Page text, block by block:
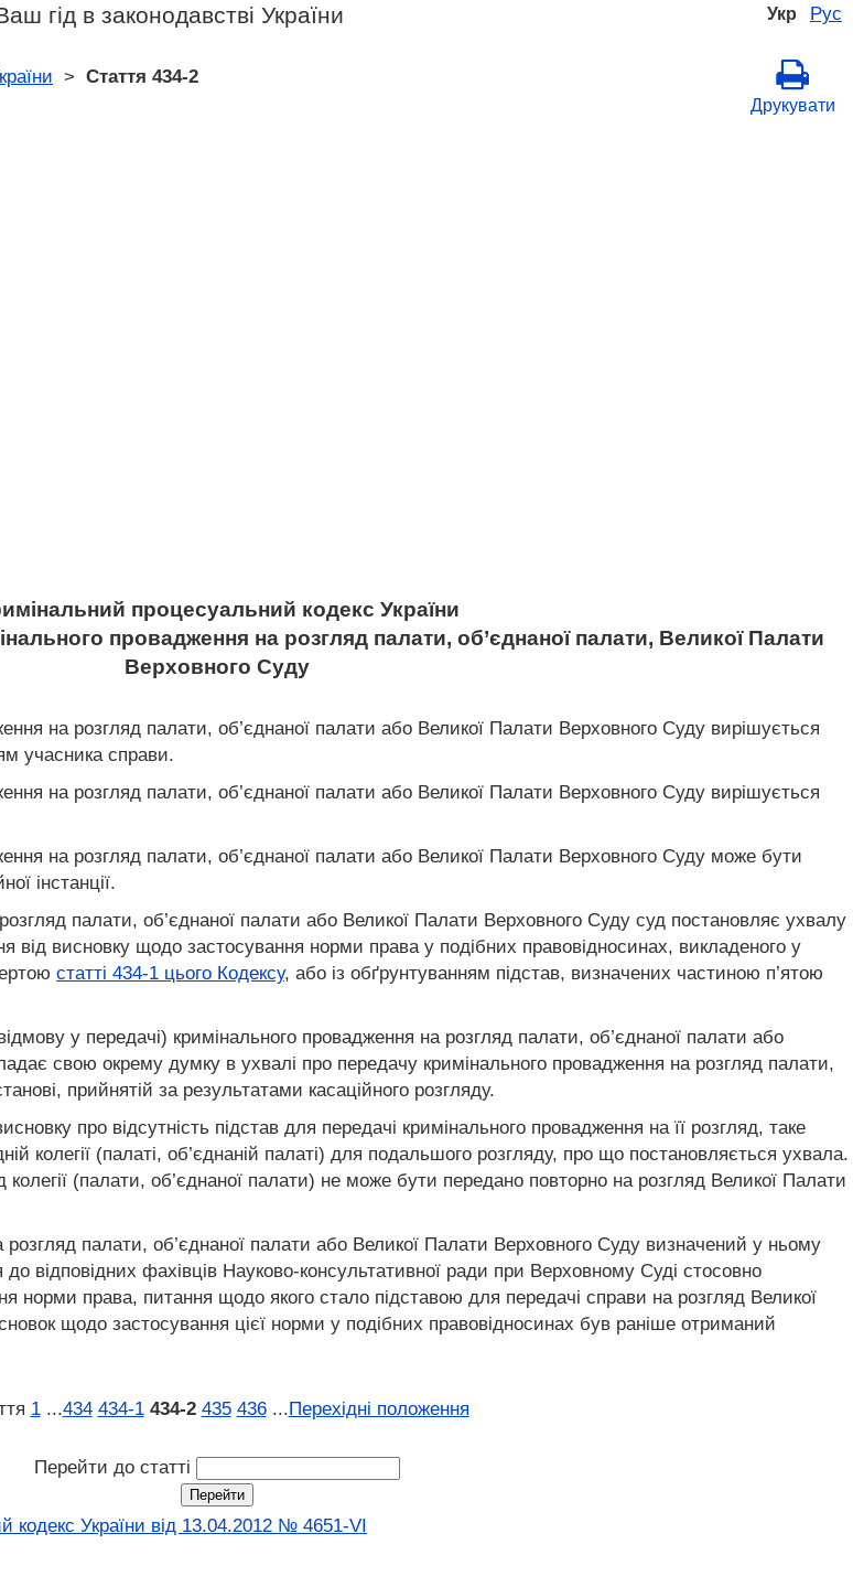
Укр Рус
гід в законодавстві України
> Стаття 434-2
Друкувати
процесуальний кодекс України
провадження на розгляд палати, об’єднаної палати, Великої Палати
Верховного Суду
на розгляд палати, об’єднаної палати або Великої Палати Верховного Суду вирішується
учасника справи.
на розгляд палати, об’єднаної палати або Великої Палати Верховного Суду вирішується
на розгляд палати, об’єднаної палати або Великої Палати Верховного Суду може бути
інстанції.
палати, об’єднаної палати або Великої Палати Верховного Суду суд постановляє ухвалу
від висновку щодо застосування норми права у подібних правовідносинах, викладеного у
статті 434-1 цього Кодексу, або із обґрунтуванням підстав, визначених частиною п’ятою
у передачі) кримінального провадження на розгляд палати, об’єднаної палати або
свою окрему думку в ухвалі про передачу кримінального провадження на розгляд палати,
прийнятій за результатами касаційного розгляду.
про відсутність підстав для передачі кримінального провадження на її розгляд, таке
колегії (палаті, об’єднаній палаті) для подальшого розгляду, про що постановляється ухвала.
(палати, об’єднаної палати) не може бути передано повторно на розгляд Великої Палати
розгляд палати, об’єднаної палати або Великої Палати Верховного Суду визначений у ньому
до відповідних фахівців Науково-консультативної ради при Верховному Суді стосовно
норми права, питання щодо якого стало підставою для передачі справи на розгляд Великої
щодо застосування цієї норми у подібних правовідносинах був раніше отриманий
1 ...434 434‑1 434‑2 435 436 ...Перехідні положення
Перейти до статті
кодекс України від 13.04.2012 № 4651-VI